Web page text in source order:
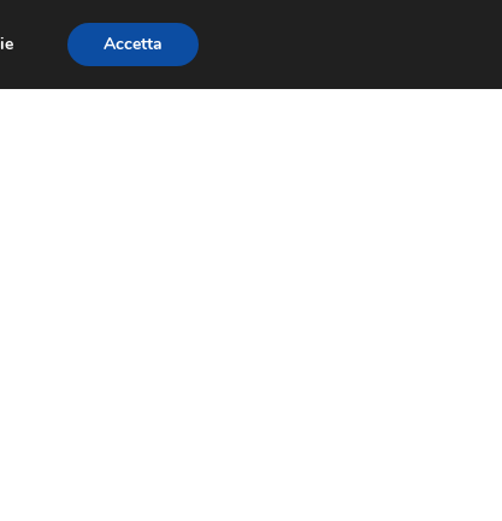
CONCORSI DESIGN
Accetta